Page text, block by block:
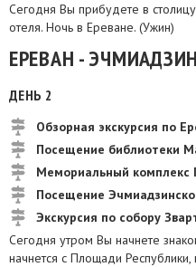
Сегодня Вы прибудете в
отеля. Ночь в Ереване. (Ужин)
ЕРЕВАН -
ДЕНЬ 2
Обзорная экскурсия по
Посещение библиотеки
Мемориальный комплекс
Посещение
Экскурсия по собору
Сегодня утром Вы начнете
начнется с Площади